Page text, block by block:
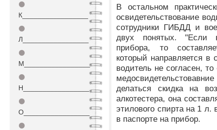
⚫
К_________________
⚫
Л_________________
⚫
М_________________
⚫
Н_________________
⚫
О_________________
⚫
В остальном
освидетельствование
сотрудники ГИБДД и
двух понятых. "Если
прибора, то
который направляется
водитель не согласен,
делаться скидка на
алкотестера, она
этилового спирта на 1
в паспорте на прибор.